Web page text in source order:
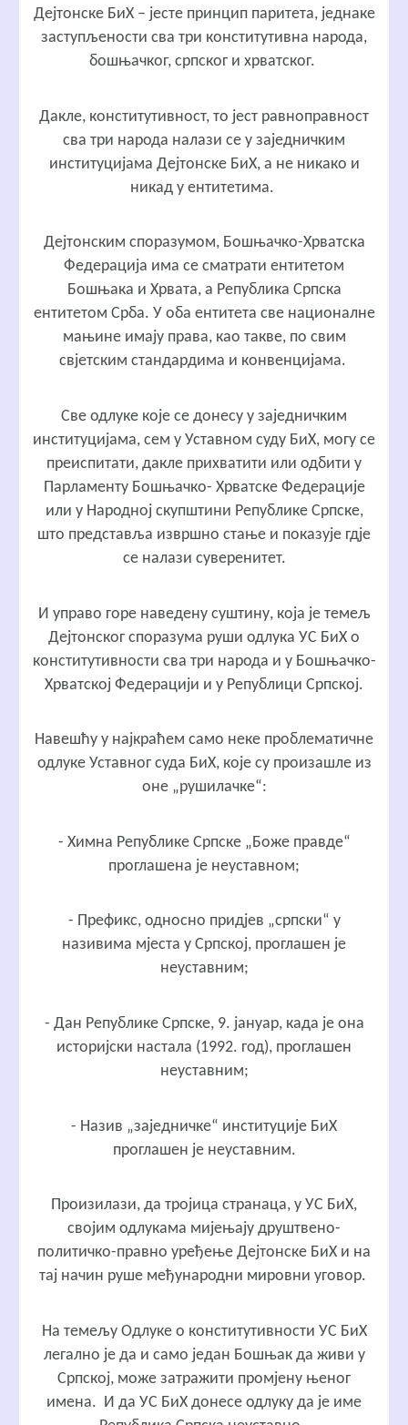
Дејтонске БиХ – јесте принцип паритета, једнаке
заступљености сва три конститутивна народа,
бошњачког, српског и хрватског.
Дакле, конститутивност, то јест равноправност
сва три народа налази се у заједничким
институцијама Дејтонске БиХ, а не никако и
никад у ентитетима.
Дејтонским споразумом, Бошњачко-Хрватска
Федерација има се сматрати ентитетом
Бошњака и Хрвата, а Република Српска
ентитетом Срба. У оба ентитета све националне
мањине имају права, као такве, по свим
свјетским стандардима и конвенцијама.
Све одлуке које се донесу у заједничким
институцијама, сем у Уставном суду БиХ, могу се
преиспитати, дакле прихватити или одбити у
Парламенту Бошњачко- Хрватске Федерације
или у Народној скупштини Републике Српске,
што представља извршно стање и показује гдје
се налази суверенитет.
И управо горе наведену суштину, која је темељ
Дејтонског споразума руши одлука УС БиХ о
конститутивности сва три народа и у Бошњачко-
Хрватској Федерацији и у Републици Српској.
Навешћу у најкраћем само неке проблематичне
одлуке Уставног суда БиХ, које су произашле из
оне „рушилачке“:
- Химна Републике Српске „Боже правде“
проглашена је неуставном;
- Префикс, односно придјев „српски“ у
називима мјеста у Српској, проглашен је
неуставним;
- Дан Републике Српске, 9. јануар, када је она
историјски настала (1992. год), проглашен
неуставним;
- Назив „заједничке“ институције БиХ
проглашен је неуставним.
Произилази, да тројица странаца, у УС БиХ,
својим одлукама мијењају друштвено-
политичко-правно уређење Дејтонске БиХ и на
тај начин руше међународни мировни уговор.
На темељу Одлуке о конститутивности УС БиХ
легално је да и само један Бошњак да живи у
Српској, може затражити промјену њеног
имена. И да УС БиХ донесе одлуку да је име